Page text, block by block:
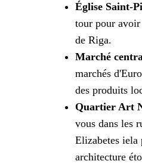
Église Saint-
tour pour avoir
de Riga.
Marché
marchés
des produits
Quartier Art
vous dans les
Elizabetes iela
architecture